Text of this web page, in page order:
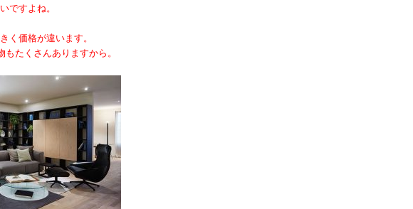
ですよね。
く価格が違います。
もたくさんありますから。